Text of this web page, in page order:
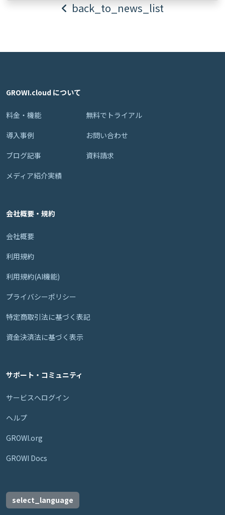
back_to_news_list
GROWI.cloud について
料金・機能
導入事例
ブログ記事
メディア紹介実績
無料でトライアル
お問い合わせ
資料請求
会社概要・規約
会社概要
利用規約
利用規約(AI機能)
プライバシーポリシー
特定商取引法に基づく表記
資金決済法に基づく表示
サポート・コミュニティ
サービスへログイン
ヘルプ
GROWI.org
GROWI Docs
select_language